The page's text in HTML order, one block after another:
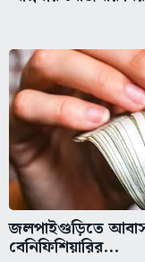
জলপাইগুড়িতে
বেনিফিশিয়ারির...